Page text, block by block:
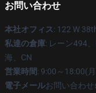
お問い合わせ
本社オフィス: 122 W
私達の倉庫: レーン494
海、CN
営業時間: 9:00～18:00(
電子メールお問い合わ